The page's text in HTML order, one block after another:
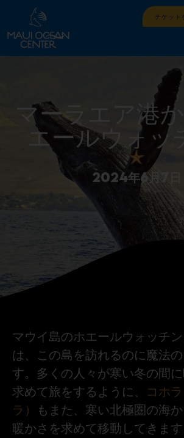
チケット
マーラエア港
エールウォッ
2024年6月7日
マウイ島のホエールウォッチ
は、この島を訪れるのに魔法
す。多くの人々が寒い冬の間
求めて旅をするように、
コホ
ラ）
もまた、寒い北極圏の海
暖かさを求めて移動してきます